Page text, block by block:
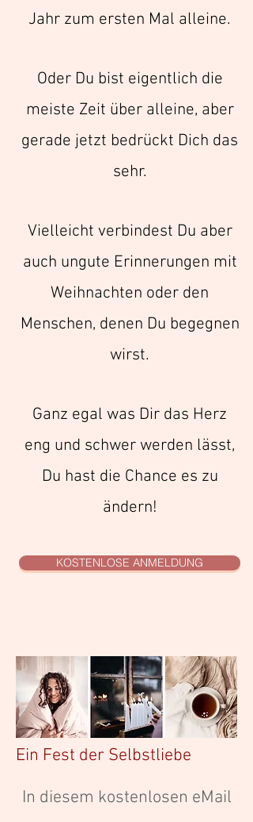
Jahr zum ersten Mal alleine.
Oder Du bist eigentlich die
meiste Zeit über alleine, aber
gerade jetzt bedrückt Dich das
sehr.
Vielleicht verbindest Du aber
auch ungute Erinnerungen mit
Weihnachten oder den
Menschen, denen Du begegnen
wirst.
Ganz egal was Dir das Herz
eng und schwer werden lässt,
Du hast die Chance es zu
ändern!
KOSTENLOSE ANMELDUNG
Ein Fest der Selbstliebe
In diesem kostenlosen eMail